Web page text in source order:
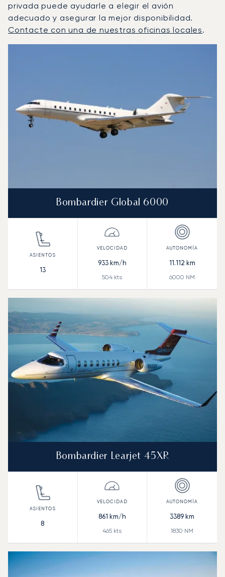
privada puede ayudarle a elegir el avión
adecuado y asegurar la mejor disponibilidad.
Contacte con una de nuestras oficinas locales.
Bombardier Global 6000
13
933km/h
504 kts
11.112 km
6000 NM
Bombardier Learjet 45XR
8
861 km/h
465 kts
3389 km
1830 NM